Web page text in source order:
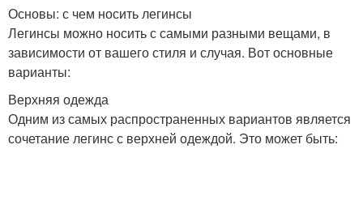
женщин
Основы: с чем носить легинсы
Легинсы можно носить с самыми разными вещами, в
зависимости от вашего стиля и случая. Вот основные
варианты:
Верхняя одежда
Одним из самых распространенных вариантов является
сочетание легинс с верхней одеждой. Это может быть: